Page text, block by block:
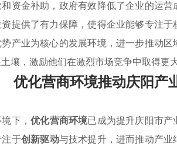
资金补助，政府有效降低了企业的运
提供了有力保障，使得企业能够专注
产业为核心的发展环境，进一步推动
壤，激励他们在激烈市场竞争中取得更
优化营商环境推动庆阳产
下，优化营商环境已成为提升庆阳市
于创新驱动与技术提升，进而推动产